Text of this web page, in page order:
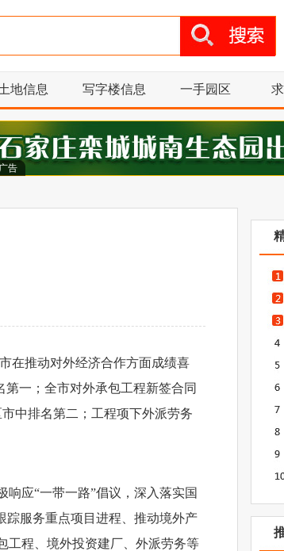
地信息 写字楼信息 一手园区
广告
在推动对外经济合作方面成绩喜
第一；全市对外承包工程新签合同
中排名第二；工程项下外派劳务
应“一带一路”倡议，深入落实国
踪服务重点项目进程、推动境外产
工程、境外投资建厂、外派劳务等